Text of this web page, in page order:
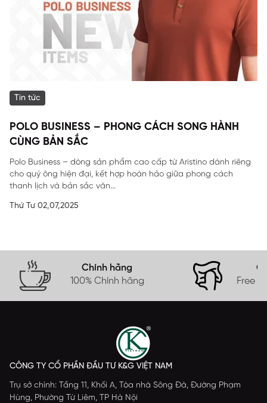
Tin tức
POLO BUSINESS – PHONG CÁCH SONG HÀNH
CÙNG BẢN SẮC
Polo Business – dòng sản phẩm cao cấp từ Aristino dành riêng
cho quý ông hiện đại, kết hợp hoàn hảo giữa phong cách
thanh lịch và bản sắc văn...
Thứ Tư 02,07,2025
Chính hãng
100% Chính hãng
Free
CÔNG TY CỔ PHẦN ĐẦU TƯ K&G VIỆT NAM
Trụ sở chính: Tầng 11, Khối A, Tòa nhà Sông Đà, Đường Phạm
Hùng, Phường Từ Liêm, TP Hà Nội